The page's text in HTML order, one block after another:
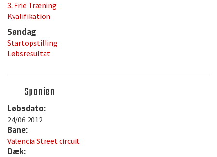
3. Frie Træning
Kvalifikation
Søndag
Startopstilling
Løbsresultat
Spanien
Løbsdato:
24/06 2012
Bane:
Valencia Street circuit
Dæk: